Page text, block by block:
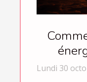
Lundi 30